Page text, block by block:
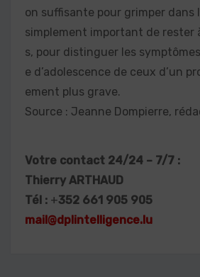
on suffisante pour grimper dans
simplement important de rester
s, pour distinguer les
e d’adolescence de ceux d’un
ement plus grave.
Source : Jeanne Dompierre,
Votre contact 24/24 – 7/7 :
Thierry ARTHAUD
Tél : +352 661 905 905
mail@dplintelligence.lu